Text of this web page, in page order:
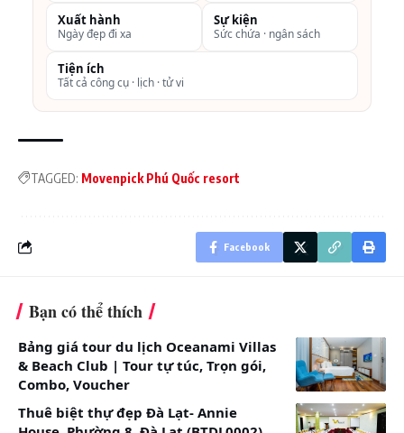
Villa with
View
Beach
Private
1. Về Mövenpick Resort Waverly Phú Quốc: có gì? ở
đâu?
Địa chỉ: Tổ 1, Bãi biển Ông Lang, khu du lịch sinh
Xuất hành
Ngày đẹp đi xa
Sự kiện
Sức chứa · ngân sách
Tiện ích
Tất cả công cụ · lịch · tử vi
TAGGED: Movenpick Phú Quốc resort
Facebook
Bạn có thể thích
Bảng giá tour du lịch Oceanami Villas
& Beach Club | Tour tự túc, Trọn gói,
Combo, Voucher
Thuê biệt thự đẹp Đà Lạt- Annie